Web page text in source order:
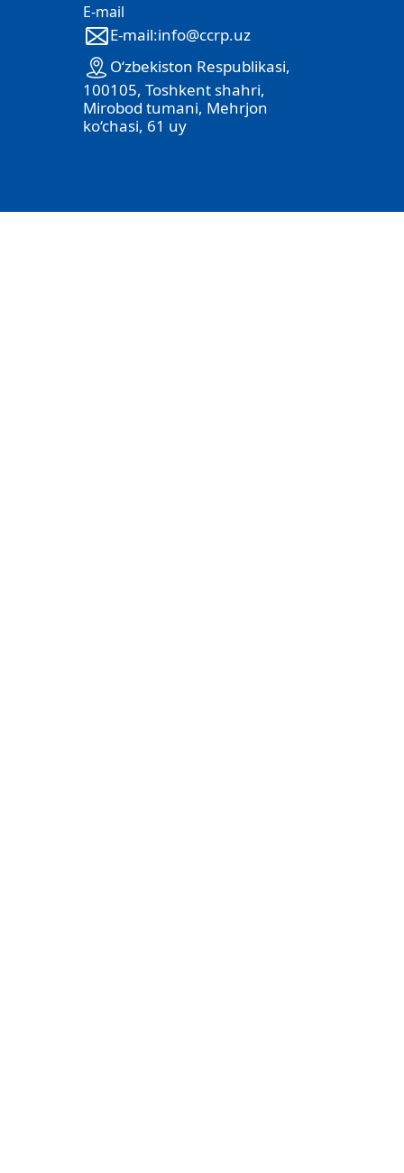
E-mail
E-mail:info@ccrp.uz
O‘zbekiston Respublikasi,
100105, Toshkent shahri,
Mirobod tumani, Mehrjon
ko‘chasi, 61 uy